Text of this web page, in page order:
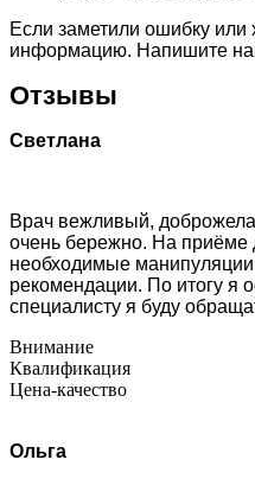
Если заметили ошибку или
информацию. Напишите
Отзывы
Светлана
Врач вежливый,
очень бережно. На приёме
необходимые
рекомендации. По итогу я
специалисту я буду
Внимание
Квалификация
Цена-качество
Ольга